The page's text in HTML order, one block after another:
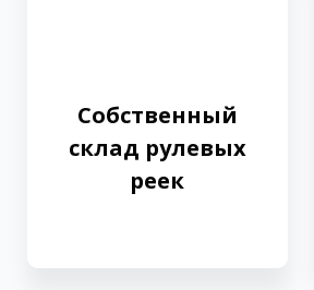
Собственный
склад рулевых
реек